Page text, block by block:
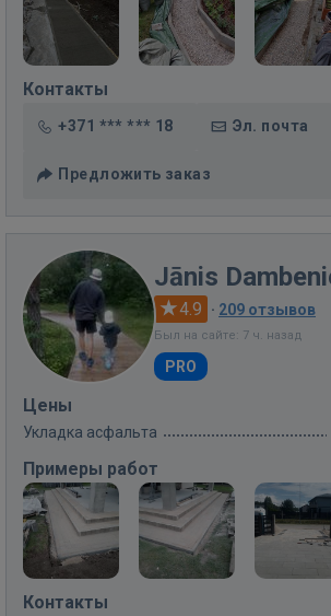
Контакты
+371 *** *** 18 Эл. почта
Предложить заказ
Jānis
4.9 · 209 отзывов
Был на сайте: 7 ч. назад
PRO
Цены
Укладка асфальта
Примеры работ
Контакты